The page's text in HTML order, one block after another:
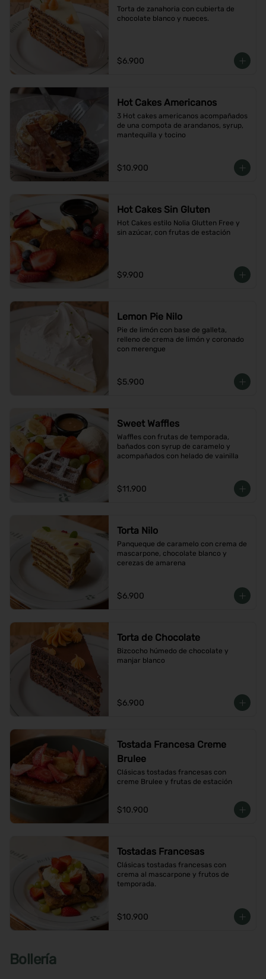
Torta de zanahoria con cubierta de
chocolate blanco y nueces.
$6.900
Hot Cakes Americanos
3 Hot cakes americanos acompañados
de una compota de arandanos, syrup,
mantequilla y tocino
$10.900
Hot Cakes Sin Gluten
Hot Cakes estilo Nolia Glutten Free y
sin azúcar, con frutas de estación
$9.900
Lemon Pie Nilo
Pie de limón con base de galleta,
relleno de crema de limón y coronado
con merengue
$5.900
Sweet Waffles
Waffles con frutas de temporada,
bañados con syrup de caramelo y
acompañados con helado de vainilla
$11.900
Torta Nilo
Panqueque de caramelo con crema de
mascarpone, chocolate blanco y
cerezas de amarena
$6.900
Torta de Chocolate
Bizcocho húmedo de chocolate y
manjar blanco
$6.900
Tostada Francesa Creme
Brulee
Clásicas tostadas francesas con
creme Brulee y frutas de estación
$10.900
Tostadas Francesas
Clásicas tostadas francesas con
crema al mascarpone y frutos de
temporada.
$10.900
Bollería